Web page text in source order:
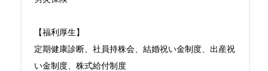
【福利厚生】
定期健康診断、社員持株会、結婚祝い金制度、出産祝
い金制度、株式給付制度